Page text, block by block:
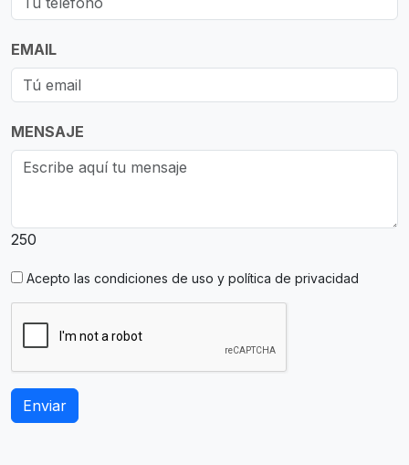
EMAIL
MENSAJE
250
Acepto las condiciones de uso y política de privacidad